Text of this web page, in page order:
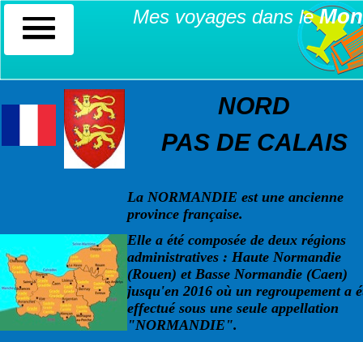
Mes voyages dans le
NORD
PAS DE CALAIS
La NORMANDIE est une ancienne
province française.
Elle a été composée de deux régions
administratives : Haute Normandie
(Rouen) et Basse Normandie (Caen)
jusqu'en 2016 où un regroupement a
effectué sous une seule appellation
"NORMANDIE".